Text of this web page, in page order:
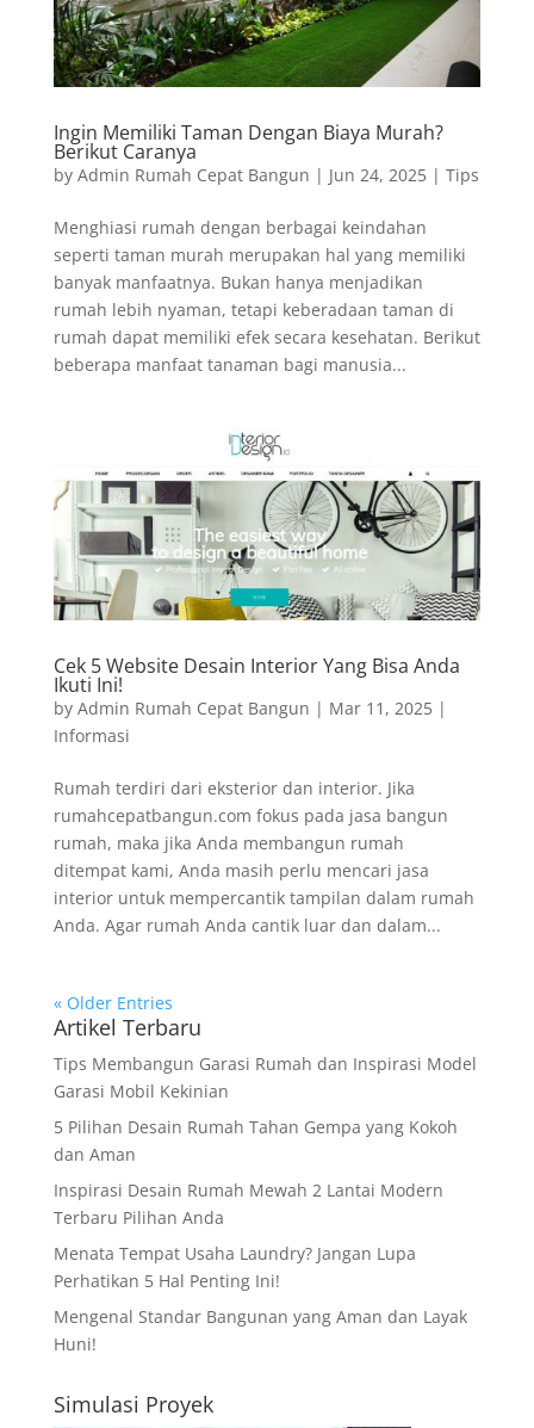
Ingin Memiliki Taman Dengan Biaya Murah?
Berikut Caranya
by Admin Rumah Cepat Bangun | Jun 24, 2025| Tips
Menghiasi rumah dengan berbagai keindahan
seperti taman murah merupakan hal yang memiliki
banyak manfaatnya. Bukan hanya menjadikan
rumah lebih nyaman, tetapi keberadaan taman di
rumah dapat memiliki efek secara kesehatan. Berikut
beberapa manfaat tanaman bagi manusia...
Cek 5 Website Desain Interior Yang Bisa Anda
Ikuti Ini!
by Admin Rumah Cepat Bangun | Mar 11, 2025|
Informasi
Rumah terdiri dari eksterior dan interior. Jika
rumahcepatbangun.com fokus pada jasa bangun
rumah, maka jika Anda membangun rumah
ditempat kami, Anda masih perlu mencari jasa
interior untuk mempercantik tampilan dalam rumah
Anda. Agar rumah Anda cantik luar dan dalam...
« Older Entries
Artikel Terbaru
Tips Membangun Garasi Rumah dan Inspirasi Model
Garasi Mobil Kekinian
5 Pilihan Desain Rumah Tahan Gempa yang Kokoh
dan Aman
Inspirasi Desain Rumah Mewah 2 Lantai Modern
Terbaru Pilihan Anda
Menata Tempat Usaha Laundry? Jangan Lupa
Perhatikan 5 Hal Penting Ini!
Mengenal Standar Bangunan yang Aman dan Layak
Huni!
Simulasi Proyek